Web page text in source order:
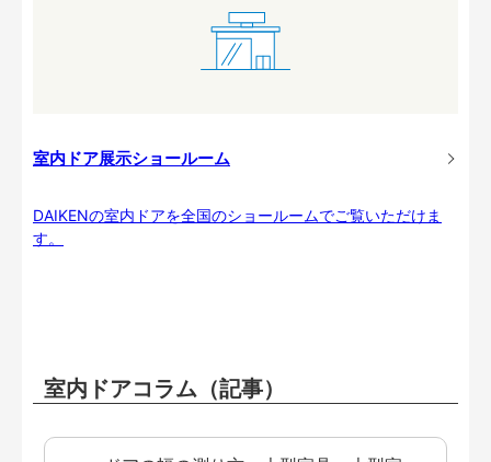
室内ドア展示ショールーム
DAIKENの室内ドアを全国のショールームでご覧いただけま
す。
室内ドアコラム（記事）